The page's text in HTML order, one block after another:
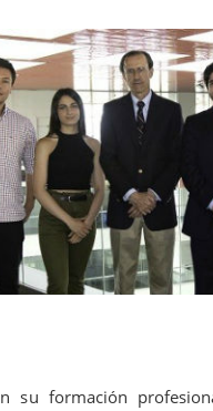
su formación
número de...